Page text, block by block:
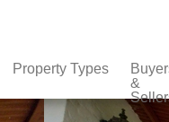
Property Types
&